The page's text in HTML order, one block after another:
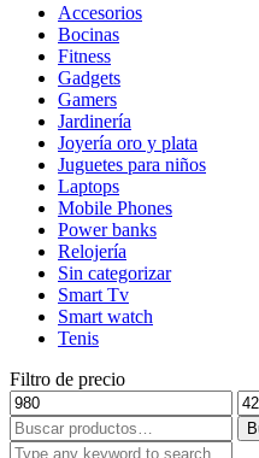
Accesorios
Bocinas
Fitness
Gadgets
Gamers
Jardinería
Joyería oro y plata
Juguetes para niños
Laptops
Mobile Phones
Power banks
Relojería
Sin categorizar
Smart Tv
Smart watch
Tenis
Filtro de precio
Precio
mínimo
Buscar
por: